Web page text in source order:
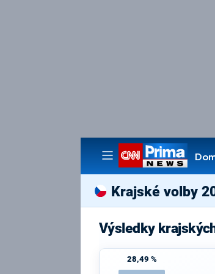
Krajské volby
Výsledky
28,49 %